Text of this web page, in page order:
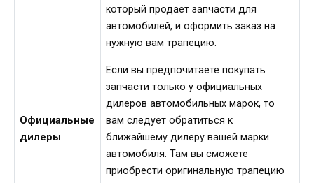
который продает запчасти для
автомобилей, и оформить заказ на
нужную вам трапецию.
Официальные
дилеры
Если вы предпочитаете покупать
запчасти только у официальных
дилеров автомобильных марок, то
вам следует обратиться к
ближайшему дилеру вашей марки
автомобиля. Там вы сможете
приобрести оригинальную трапецию